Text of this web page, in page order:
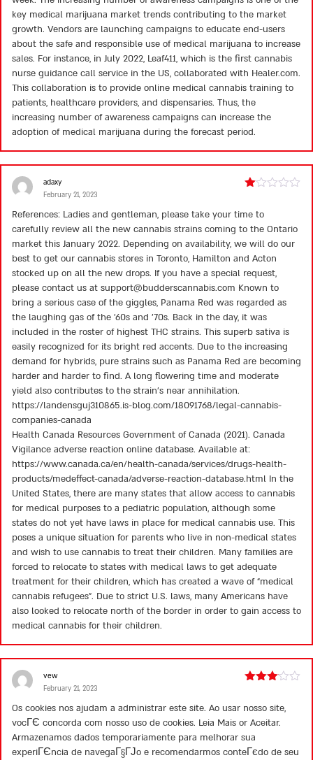
key medical marijuana market trends contributing to the market
growth. Vendors are launching campaigns to educate end-users
about the safe and responsible use of medical marijuana to increase
sales. For instance, in July 2022, Leaf411, which is the first cannabis
nurse guidance call service in the US, collaborated with Healer.com.
This collaboration is to provide online medical cannabis training to
patients, healthcare providers, and dispensaries. Thus, the
increasing number of awareness campaigns can increase the
adoption of medical marijuana during the forecast period.
out
of
adaxy
February 21, 2023
References: Ladies and gentleman, please take your time to
carefully review all the new cannabis strains coming to the Ontario
market this January 2022. Depending on availability, we will do our
best to get our cannabis stores in Toronto, Hamilton and Acton
stocked up on all the new drops. If you have a special request,
please contact us at support@budderscannabis.com Known to
bring a serious case of the giggles, Panama Red was regarded as
the laughing gas of the ’60s and ’70s. Back in the day, it was
included in the roster of highest THC strains. This superb sativa is
easily recognized for its bright red accents. Due to the increasing
demand for hybrids, pure strains such as Panama Red are becoming
harder and harder to find. A long flowering time and moderate
yield also contributes to the strain’s near annihilation.
https://landensguj310865.is-blog.com/18091768/legal-cannabis-
companies-canada
Health Canada Resources Government of Canada (2021). Canada
Vigilance adverse reaction online database. Available at:
https://www.canada.ca/en/health-canada/services/drugs-health-
products/medeffect-canada/adverse-reaction-database.html In the
United States, there are many states that allow access to cannabis
for medical purposes to a pediatric population, although some
states do not yet have laws in place for medical cannabis use. This
poses a unique situation for parents who live in non-medical states
and wish to use cannabis to treat their children. Many families are
forced to relocate to states with medical laws to get adequate
treatment for their children, which has created a wave of “medical
cannabis refugees”. Due to strict U.S. laws, many Americans have
also looked to relocate north of the border in order to gain access to
medical cannabis for their children.
of 5
vew
February 21, 2023
Os cookies nos ajudam a administrar este site. Ao usar nosso site,
vocГЄ concorda com nosso uso de cookies. Leia Mais or Aceitar.
Armazenamos dados temporariamente para melhorar sua
experiГЄncia de navegaГ§ГЈo e recomendarmos conteГєdo de seu